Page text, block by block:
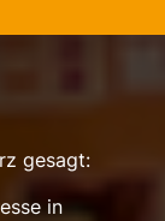
gesagt:
in